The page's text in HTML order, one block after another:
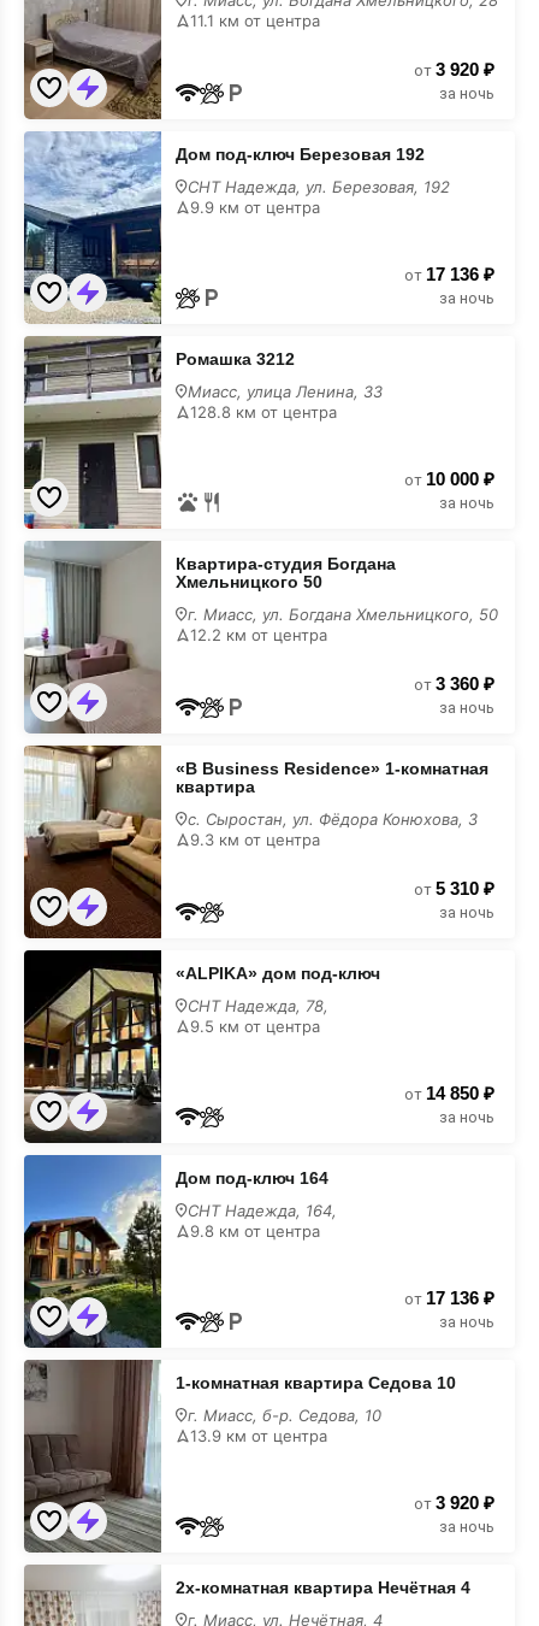
Хмельницкого
28
11.1 км от центра
от 3 920 ₽
за ночь
Дом
под-
ключ
Березовая
192
Дом под-ключ Березовая 192
СНТ Надежда, ул. Березовая, 192
9.9 км от центра
от 17 136 ₽
за ночь
Ромашка
3212
Ромашка 3212
Миасс, улица Ленина, 33
128.8 км от центра
от 10 000 ₽
за ночь
Квартира-
студия
Богдана
Хмельницкого
Квартира-студия Богдана
Хмельницкого 50
г. Миасс, ул. Богдана Хмельницкого, 50
12.2 км от центра
от 3 360 ₽
за ночь
«В
Business
Residence»
1-
комнатная
квартира
«В Business Residence» 1-комнатная
квартира
с. Сыростан, ул. Фёдора Конюхова, 3
9.3 км от центра
от 5 310 ₽
за ночь
«ALPIKA»
под-
ключ
«ALPIKA» дом под-ключ
СНТ Надежда, 78,
9.5 км от центра
от 14 850 ₽
за ночь
Дом
164
Дом под-ключ 164
СНТ Надежда, 164,
9.8 км от центра
от 17 136 ₽
за ночь
1-
комнатная
квартира
10
1-комнатная квартира Седова 10
г. Миасс, б-р. Седова, 10
13.9 км от центра
от 3 920 ₽
за ночь
2х-
комнатная
квартира
2х-комнатная квартира Нечётная 4
г. Миасс, ул. Нечётная, 4